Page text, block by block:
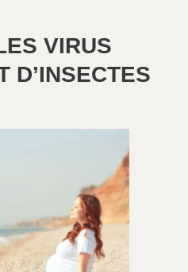
VIRUS
D’INSECTES